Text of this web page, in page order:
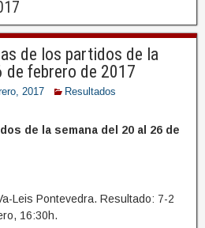
de los partidos de la
de febrero de 2017
2017
Resultados
de la semana del 20 al 26 de
Leis Pontevedra. Resultado: 7-2
16:30h.